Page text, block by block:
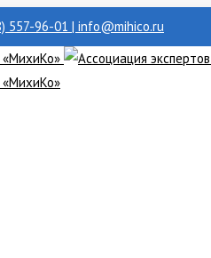
557-96-01 | info@mihico.ru